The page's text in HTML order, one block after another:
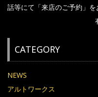
話等にて「来店のご予約」を
CATEGORY
NEWS
アルトワークス